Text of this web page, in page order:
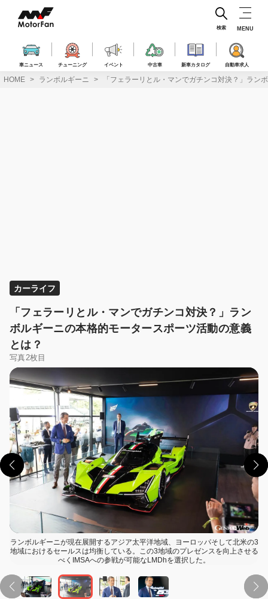
ス
車ニュース チューニング イベント 中古車 新車カタログ 自動車求人
検索 MENU
HOME ランボルギーニ 「フェラーリとル・マンでガチンコ対決？」ラ
カーライフ
「フェラーリとル・マンでガチンコ対決？」ラン
ボルギーニの本格的モータースポーツ活動の意義
とは？
写真2枚目
ランボルギーニが現在展開するアジア太平洋地域、ヨーロッパそして北米の3
地域におけるセールスは均衡している。この3地域のプレゼンスを向上させる
べくIMSAへの参戦が可能なLMDhを選択した。
この画像の記事を読む